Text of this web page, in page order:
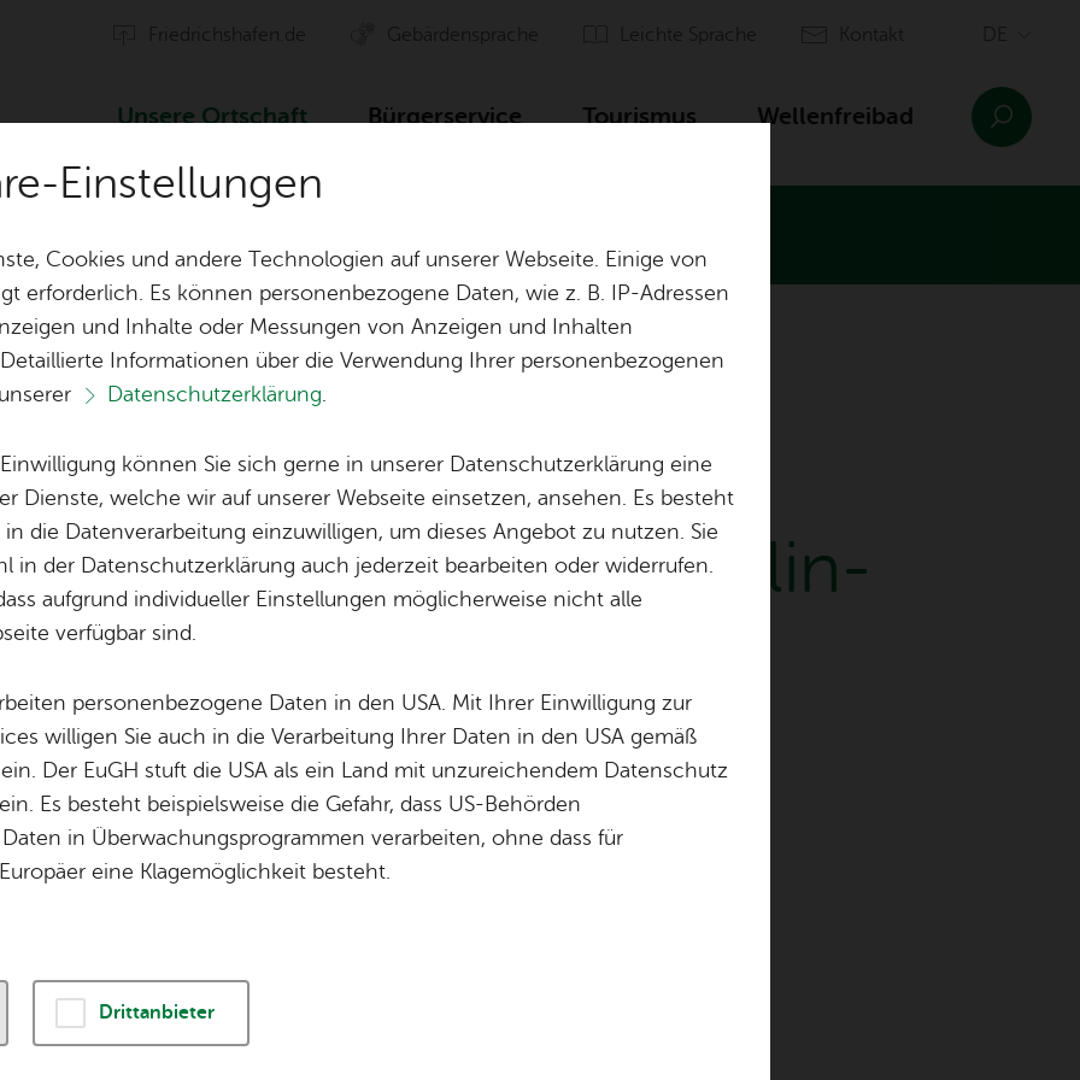
Fried­richs­ha­fen.de Ge­bär­den­spra­che Leich­te Spra­che Kon­takt
Un­se­re Ort­schaft Bür­ger­ser­vice Tou­ris­mus Wel­len­frei­bad
Orts­vor­ste­her & Ort­schafts­rat
Lo­ka­le Agen­da
Ak­ti­on Ge­mein­sinn Ai­lin­gen
Bil­der
Ver­an­stal­tung dru­cken
Ka­te­go­rie:Füh­run­gen
Füh­rung im Graf-Zep­pe­lin-
Haus
Sams­tag, 22. Au­gust 2026, 10:00 Uhr –11:30 Uhr
Graf-Zeppelin-Haus – das Kultur- und
Einstellungen
Cookies und andere Technologien auf unserer Webseite. Einige von
erforderlich. Es können personenbezogene Daten, wie z. B. IP-Adressen
und Inhalte oder Messungen von Anzeigen und Inhalten
Informationen über die Verwendung Ihrer personenbezogenen
Datenschutzerklärung.
können Sie sich gerne in unserer Datenschutzerklärung eine
Dienste, welche wir auf unserer Webseite einsetzen, ansehen. Es besteht
die Datenverarbeitung einzuwilligen, um dieses Angebot zu nutzen. Sie
in der Datenschutzerklärung auch jederzeit bearbeiten oder widerrufen.
aufgrund individueller Einstellungen möglicherweise nicht alle
verfügbar sind.
personenbezogene Daten in den USA. Mit Ihrer Einwilligung zur
willigen Sie auch in die Verarbeitung Ihrer Daten in den USA gemäß
ein. Der EuGH stuft die USA als ein Land mit unzureichendem Datenschutz
Es besteht beispielsweise die Gefahr, dass US-Behörden
in Überwachungsprogrammen verarbeiten, ohne dass für
eine Klagemöglichkeit besteht.
Drittanbieter